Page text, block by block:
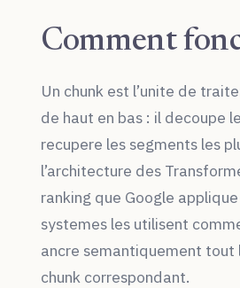
Comment
Un chunk est l’unite de
de haut en bas : il decoupe
recupere les segments les
l’architecture des
ranking que Google
systemes les utilisent
ancre semantiquement tout
chunk correspondant.